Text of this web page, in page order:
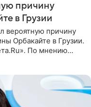
причину
в Грузии
вероятную причину
Орбакайте в Грузии.
По мнению